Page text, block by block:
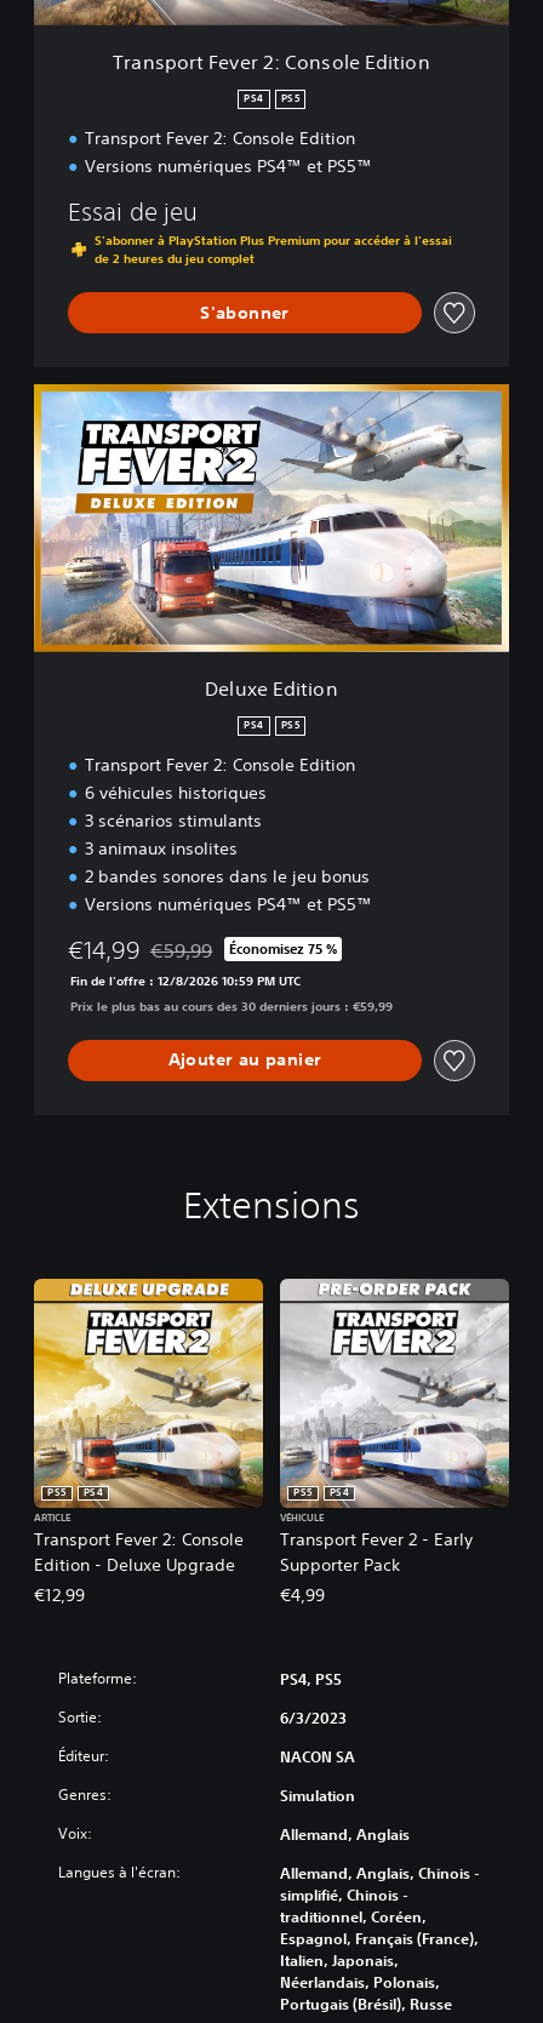
v
o
n
Transport Fever 2: Console Edition
PS4 PS5
Transport Fever 2: Console Edition
Versions numériques PS4™ et PS5™
Essai de jeu
S'abonner à PlayStation Plus Premium pour accéder à l'essai
de 2 heures du jeu complet
S'abonner
D
e
l
u
e
E
d
i
o
Deluxe Edition
PS4 PS5
Transport Fever 2: Console Edition
6 véhicules historiques
3 scénarios stimulants
3 animaux insolites
2 bandes sonores dans le jeu bonus
Versions numériques PS4™ et PS5™
€14,99 Remise par rapport au prix d'origine de €59,99
€59,99 Économisez 75 %
Fin de l'offre : 12/8/2026 10:59 PM UTC
Prix le plus bas au cours des 30 derniers jours : €59,99
Ajouter au panier
Extensions
Transport Fever 2: Console
Edition - Deluxe Upgrade
PS5
PS4
ARTICLE
€12,99
Transport Fever 2 - Early
Supporter Pack
PS5
PS4
VÉHICULE
€4,99
Plateforme: PS4, PS5
Sortie: 6/3/2023
Éditeur: NACON SA
Genres: Simulation
Voix: Allemand, Anglais
Langues à l'écran:
Allemand, Anglais, Chinois -
simplifié, Chinois -
traditionnel, Coréen,
Espagnol, Français (France),
Italien, Japonais,
Néerlandais, Polonais,
Portugais (Brésil), Russe